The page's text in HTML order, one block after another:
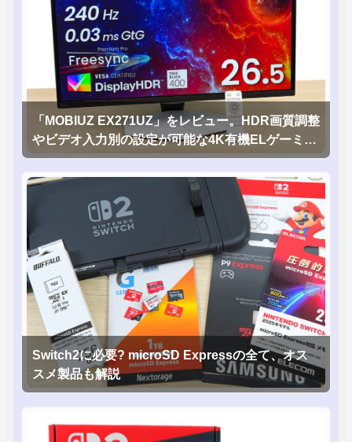
「MOBIUZ EX271UZ」をレビュー。HDR画質調整
やビデオ入力別の設定が可能な4K有機ELゲーミン
グモニタを徹底検証
Switch2に必要? microSD Expressの全て、オス
スメ製品も解説